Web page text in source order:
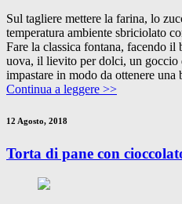
Sul tagliere mettere la farina, lo
temperatura ambiente sbriciolato
Fare la classica fontana, facendo il
uova, il lievito per dolci, un
impastare in modo da ottenere una
Continua a leggere >>
12 Agosto, 2018
Torta di pane con